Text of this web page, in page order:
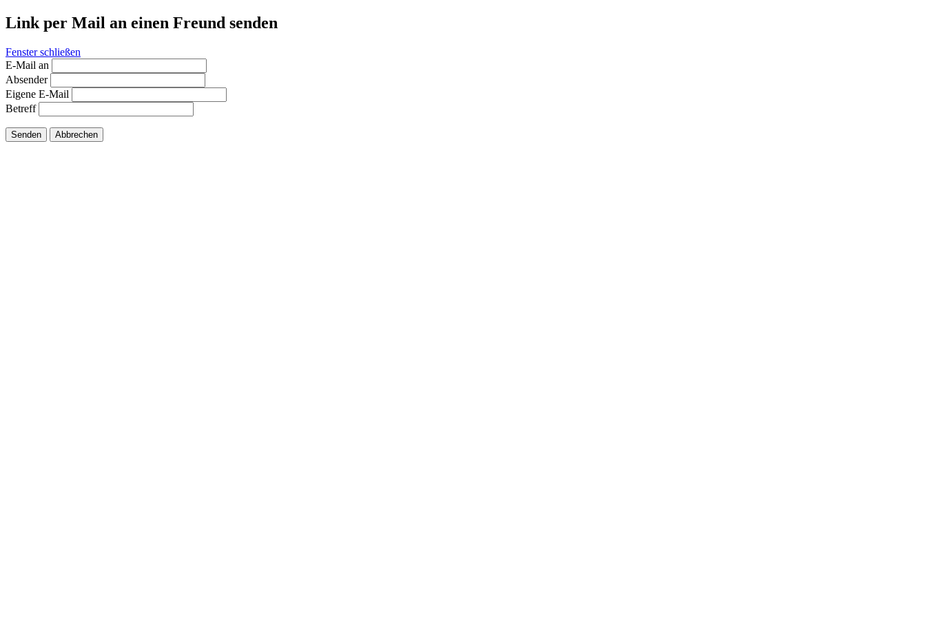
Link per Mail an einen Freund senden
Fenster schließen
E-Mail an
Absender
Eigene E-Mail
Betreff
Senden Abbrechen